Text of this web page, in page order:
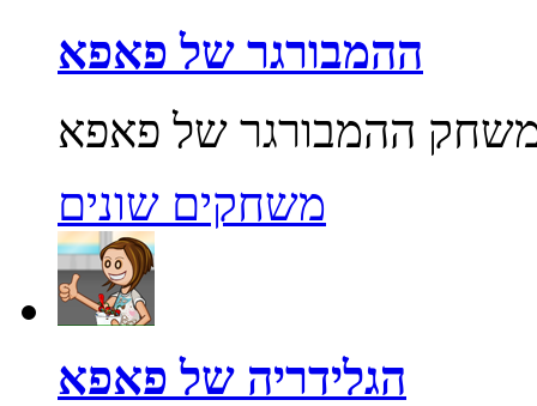
ההמבורגר של פאפא
משחקים שונים
הגלידריה של פאפא